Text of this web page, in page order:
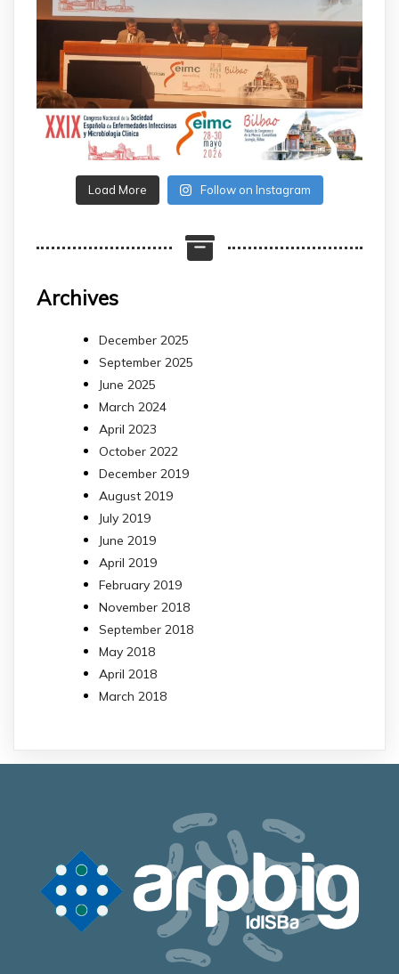
Load More Follow on Instagram
Archives
December 2025
September 2025
June 2025
March 2024
April 2023
October 2022
December 2019
August 2019
July 2019
June 2019
April 2019
February 2019
November 2018
September 2018
May 2018
April 2018
March 2018